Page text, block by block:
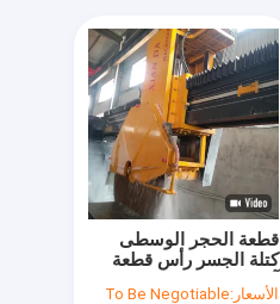
قطعة الحجر الوسطى
كتلة الجسر رأس قطعة
الأسعار:To Be Negotiable